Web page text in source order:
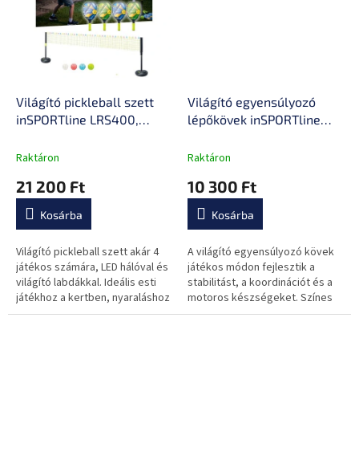
Világító pickleball szett
inSPORTline LRS400,
világító műanyagból
számára, EN71 biztonsági
tanúsítvány
Raktáron
21 200 Ft
Kosárba
Világító pickleball szett akár 4
játékos számára, LED hálóval és
világító labdákkal. Ideális esti
játékhoz a kertben, nyaraláshoz
és családi versenyekhez.
Világító egyensúlyozó
lépőkövek inSPORTline
stabilitást, 7 színes
és kültéri használatra
Raktáron
10 300 Ft
Kosárba
A világító egyensúlyozó kövek
játékos módon fejlesztik a
stabilitást, a koordinációt és a
motoros készségeket. Színes
LED-effektek, tartós kialakítás